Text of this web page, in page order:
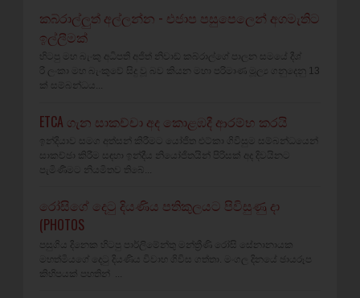
කබ්රාල්ලුත් අල්ලන්න - එජාප පසුපෙලෙන් අගමැතිට
ඉල්ලීමක්
හිටපු මහ බැංකු අධිපති අජිත් නිවාඩ් කබ්රාල්ගේ පාලන සමයේ දීශ්‍
රී ලංකා මහ බැංකුවේ සිදු වූ බව කියන මහා පරිමාණ මූල්‍ය ගනුදෙනු 13
ක් සම්බන්ධය...
ETCA ගැන සාකච්චා අද කොළඹදී ආරම්භ කරයි
ඉන්දියාව සමග අත්සන් කිරීමට යෝජිත එට්කා ගිවිසුම සම්බන්ධයෙන්
සාකච්ඡා කිරීම සඳහා ඉන්දීය නියෝජිතයින් පිරිසක් අද දිවයිනට
පැමිණීමට නියමිතව තිබේ...
රෝසිගේ දෙටු දියණිය පතිකුලයට පිවිසුණු දා
(PHOTOS
පසුගිය දිනෙක හිටපු පාර්ලිමේන්තු මන්ත්‍රීණි රෝසි සේනානායක
මහත්මියගේ දෙටු දියණිය විවාහ ගිවිස ගත්තා. මංගල දිනයේ ඡායරූප
කිහිපයක් පහතින් ...